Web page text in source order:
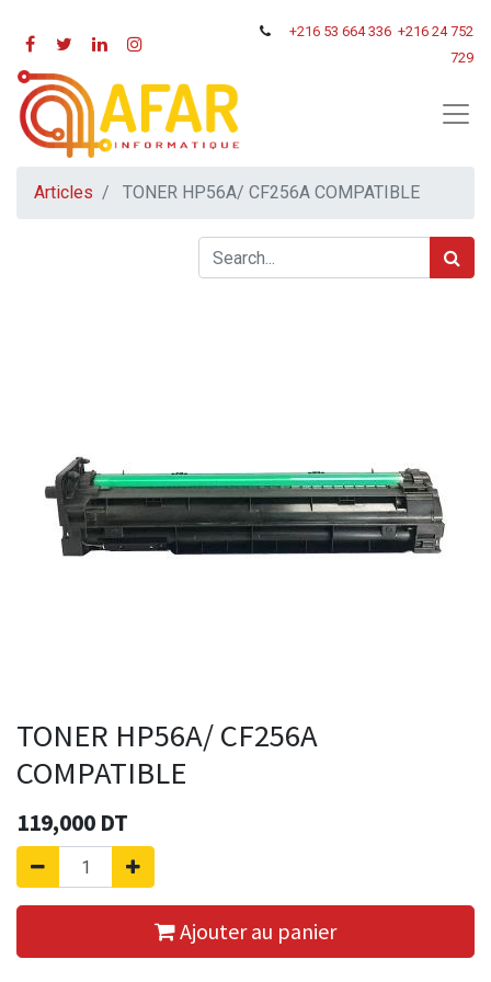
+216 53 664 336 +216 24 752
729
Articles TONER HP56A/ CF256A COMPATIBLE
TONER HP56A/ CF256A
COMPATIBLE
119,000 DT
Ajouter au panier